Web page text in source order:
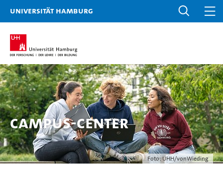
Universität Hamburg
Foto: UHH/vonWieding
Campus-Center